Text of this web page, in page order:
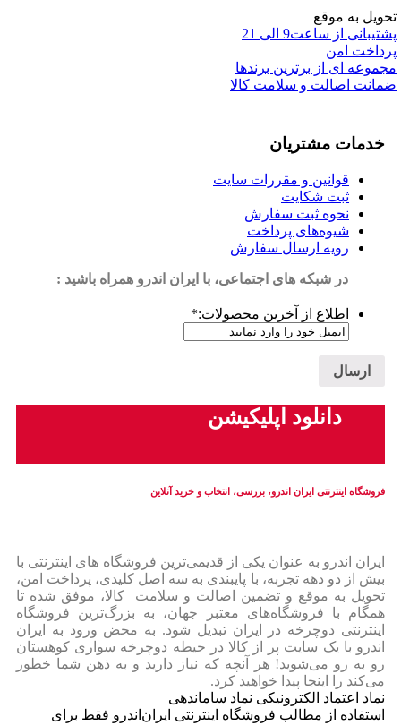
تحویل به موقع
پشتیبانی از ساعت9 الی 21
پرداخت امن
مجموعه ای از برترین برندها
ضمانت اصالت و سلامت کالا
خدمات مشتریان
قوانین و مقررات سایت
ثبت شکایت
نحوه ثبت سفارش
شیوه‌های پرداخت
رویه ارسال سفارش
در شبکه های اجتماعی، با ایران اندرو همراه باشید :
اطلاع از آخرین محصولات:*
دانلود اپلیکیشن
فروشگاه اینترنتی ایران‌ اندرو، بررسی، انتخاب و خرید آنلاین
ایران‌ اندرو به عنوان یکی از قدیمی‌ترین فروشگاه های اینترنتی با
بیش از دو دهه تجربه، با پایبندی به سه اصل کلیدی، پرداخت امن،
تحویل به موقع و تضمین اصالت و سلامت کالا، موفق شده تا
همگام با فروشگاه‌های معتبر جهان، به بزرگ‌ترین فروشگاه
اینترنتی دوچرخه در ایران تبدیل شود. به محض ورود به ایران‌
اندرو با یک سایت پر از کالا در حیطه دوچرخه سواری کوهستان
رو به رو می‌شوید! هر آنچه که نیاز دارید و به ذهن شما خطور
می‌کند را اینجا پیدا خواهید کرد.
نماد اعتماد الکترونیکی نماد ساماندهی
استفاده از مطالب فروشگاه اینترنتی ایران‌اندرو فقط برای